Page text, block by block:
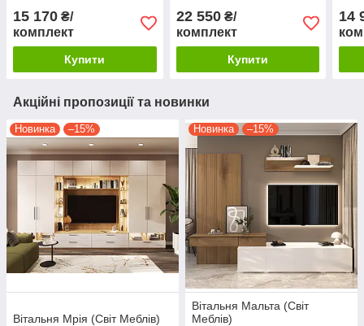
15 170 ₴/
комплект
Купити
22 550₴/
комплект
Купити
14
Акційні пропозиції та новинки
Новинка –15%
Вітальня Мрія (Світ Меблів)
Новинка –15%
Вітальня Мальта (Світ
Меблів)